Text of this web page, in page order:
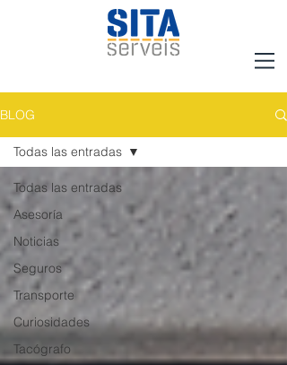
BLOG
Todas las entradas
Asesoría
Noticias
Seguros
Transporte
Curiosidades
Tacógrafo
Todas las entradas